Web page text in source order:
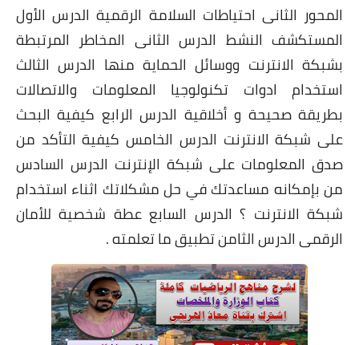
المحور الثانى احتياطات السلامة الرقمية الدرس الأول
المستكشف النشط الدرس الثانى المخاطر المرتبطة
بشبكة الانترنت ووسائل الحماية منها الدرس الثالث
استخدام ادوات تكنولوجيا المعلومات والاتصالات
بطريقة صحيحة و أخلاقية الدرس الرابع كيفية البحث
على شبكة الانترنت الدرس الخامس كيفية التأكد من
صدق المعلومات على شبكة الإنترنت الدرس السادس
من بإمكانه مساعدتك في حل مشكلاتك اثناء استخدام
شبكة الانترنت ؟ الدرس السابع عطة شخصية للأمان
الرقمى الدرس الثامن تطبيق ما تعلمته .